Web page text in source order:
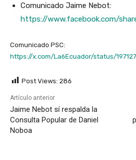
Comunicado Jaime Nebot:
https://www.facebook.com/
Comunicado PSC:
https://x.com/La6Ecuador/status/
Post Views: 286
Artículo anterior
Jaime Nebot sí respalda la
Consulta Popular de Daniel
Noboa